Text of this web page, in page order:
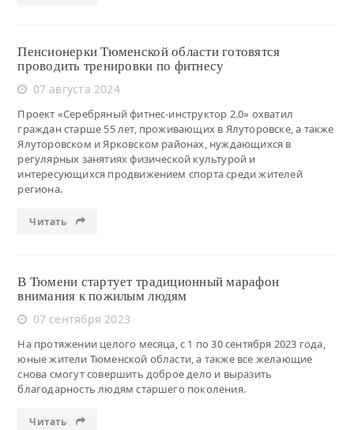
Пенсионерки Тюменской области готовятся
проводить тренировки по фитнесу
07 августа 2024
Проект «Серебряный фитнес-инструктор 2.0» охватил
граждан старше 55 лет, проживающих в Ялуторовске, а также
Ялуторовском и Ярковском районах, нуждающихся в
регулярных занятиях физической культурой и
интересующихся продвижением спорта среди жителей
региона.
Читать
В Тюмени стартует традиционный марафон
внимания к пожилым людям
07 сентября 2023
На протяжении целого месяца, с 1 по 30 сентября 2023 года,
юные жители Тюменской области, а также все желающие
снова смогут совершить доброе дело и выразить
благодарность людям старшего поколения.
Читать